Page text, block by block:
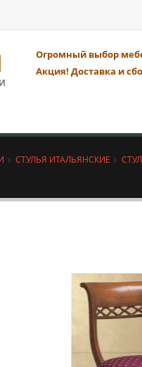
Огромный выбор
Акция! Доставка и
СТУЛЬЯ ИТАЛЬЯНСКИЕ